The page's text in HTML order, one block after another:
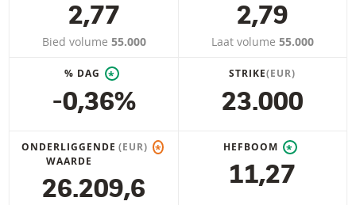
2,77
Bied volume 55.000
2,79
Laat volume 55.000
% DAG *
-0,36%
STRIKE(EUR)
23.000
ONDERLIGGENDE
WAARDE
(EUR) *
26.209,6
HEFBOOM *
11,27